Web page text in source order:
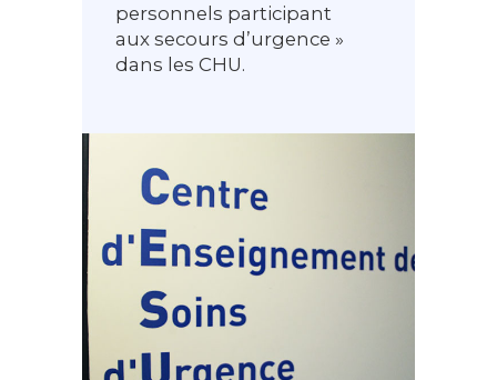
personnels participant
aux secours d’urgence »
dans les CHU.